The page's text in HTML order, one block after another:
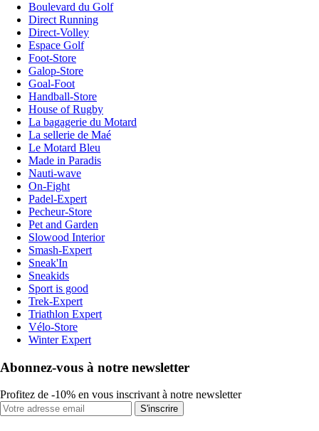
Boulevard du Golf
Direct Running
Direct-Volley
Espace Golf
Foot-Store
Galop-Store
Goal-Foot
Handball-Store
House of Rugby
La bagagerie du Motard
La sellerie de Maé
Le Motard Bleu
Made in Paradis
Nauti-wave
On-Fight
Padel-Expert
Pecheur-Store
Pet and Garden
Slowood Interior
Smash-Expert
Sneak'In
Sneakids
Sport is good
Trek-Expert
Triathlon Expert
Vélo-Store
Winter Expert
Abonnez-vous à notre newsletter
Profitez de -10% en vous inscrivant à notre newsletter
S'inscrire